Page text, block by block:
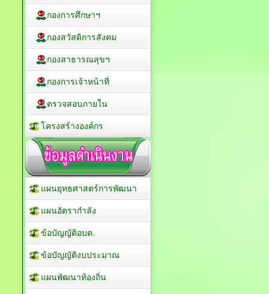
กองการศึกษาฯ
กองสวัสดิการสังคม
กองสาธารณสุขฯ
กองการเจ้าหน้าที่
ตรวจสอบภายใน
โครงสร้างองค์กร
แผนยุทธศาสตร์การพัฒนา
แผนอัตรากำลัง
ข้อบัญญัติอบต.
ข้อบัญญัติงบประมาณ
แผนพัฒนาท้องถิ่น